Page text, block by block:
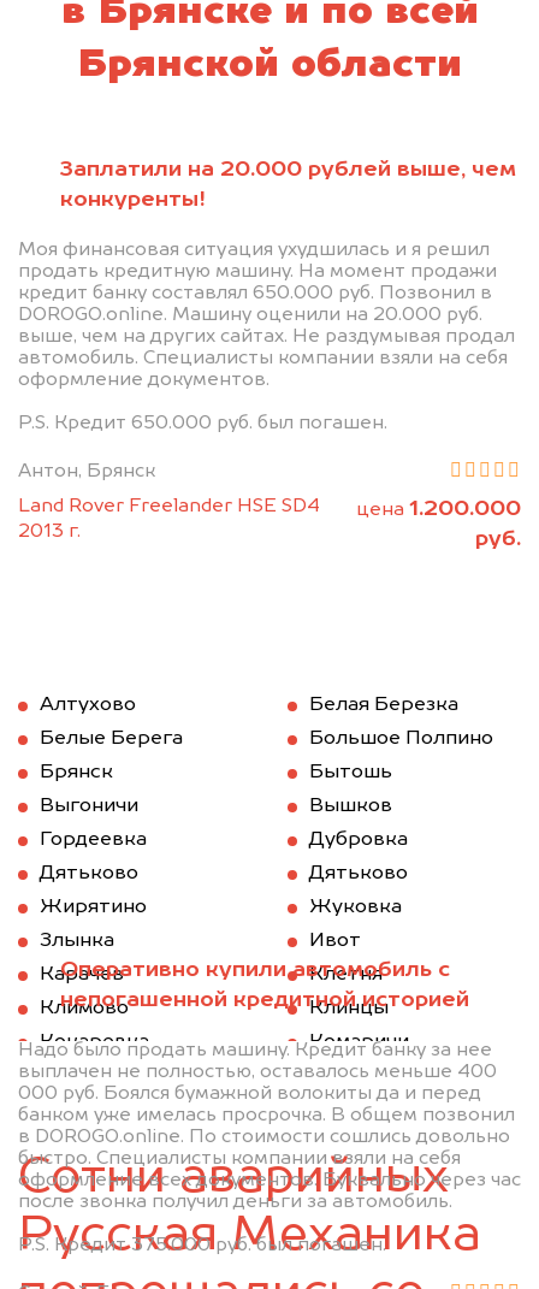
Заплатили на 20.000 рублей выше, чем
конкуренты!
Моя финансовая ситуация ухудшилась и я решил
продать кредитную машину. На момент продажи
кредит банку составлял 650.000 руб. Позвонил в
DOROGO.online. Машину оценили на 20.000 руб.
выше, чем на других сайтах. Не раздумывая продал
автомобиль. Специалисты компании взяли на себя
оформление документов.
P.S. Кредит 650.000 руб. был погашен.
Антон, Брянск
Land Rover Freelander HSE SD4
2013 г.
цена 1.200.000
руб.
Оперативно купили автомобиль с
непогашенной кредитной историей
Надо было продать машину. Кредит банку за нее
выплачен не полностью, оставалось меньше 400
000 руб. Боялся бумажной волокиты да и перед
банком уже имелась просрочка. В общем позвонил
в DOROGO.online. По стоимости сошлись довольно
быстро. Специалисты компании взяли на себя
оформление всех документов. Буквально через час
после звонка получил деньги за автомобиль.
P.S. Кредит 375.000 руб. был погашен.
в Брянске и по всей
Брянской области
Алтухово
Белая Березка
Белые Берега
Большое Полпино
Брянск
Бытошь
Выгоничи
Вышков
Гордеевка
Дубровка
Дятьково
Дятьково
Жирятино
Жуковка
Злынка
Ивот
Карачев
Клетня
Климово
Клинцы
Кокаревка
Комаричи
Красная Гора
Локоть
Мглин
Навля
Новозыбков
Погар
Почеп
Ржаница
Рогнедино
Севск
Стародуб
Суземка
Сураж
Трубчевск
Сотни аварийных
Русская Механика